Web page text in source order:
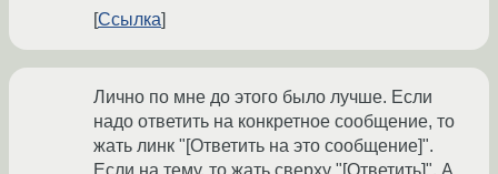
Ссылка
Лично по мне до этого было лучше. Если
надо ответить на конкретное сообщение, то
жать линк "[Ответить на это сообщение]".